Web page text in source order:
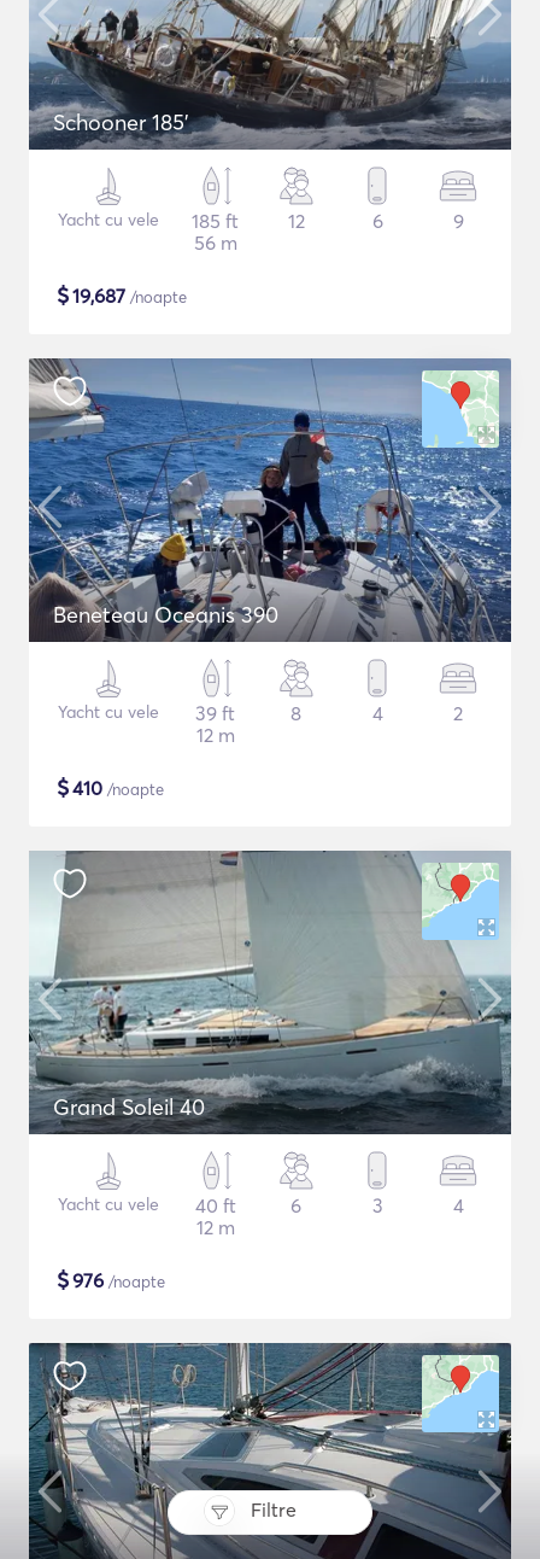
Filtre
Schooner 185'
Yacht cu vele
185 ft
56 m
12 6 9
$19,687 /noapte
Beneteau Oceanis 390
Yacht cu vele
39 ft
12 m
8 4 2
$410 /noapte
Grand Soleil 40
Yacht cu vele
40 ft
12 m
6 3 4
$976 /noapte